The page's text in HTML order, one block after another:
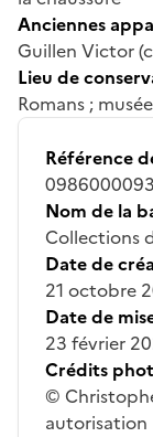
Anciennes
Guillen Victor
Lieu de
Romans ;
Référence
Nom de la
Collections
Date de
21 octobre
Date de
23 février
Crédits
©
autorisation